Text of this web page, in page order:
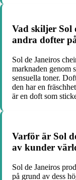
Vad skiljer Sol
andra dofter
Sol de Janeiros
marknaden genom
sensuella toner.
den har en
är en doft som
Varför är Sol
av kunder
Sol de Janeiros
på grund av dess